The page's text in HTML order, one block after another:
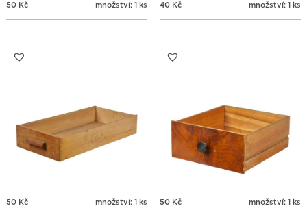
50 Kč množství: 1 ks 40 Kč množství: 1 ks
50 Kč množství: 1 ks 50 Kč množství: 1 ks